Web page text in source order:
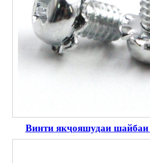
Винти якҷояшудаи шайбаи